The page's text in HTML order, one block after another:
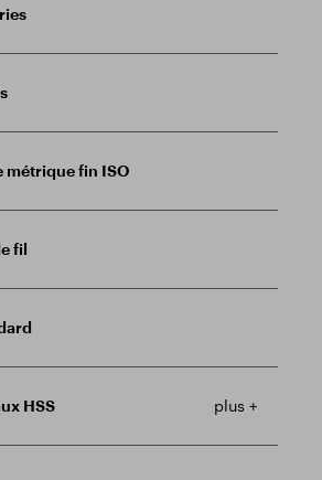
métrique fin ISO
fil
HSS plus +